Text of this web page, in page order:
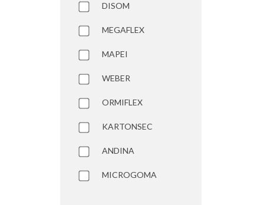
DISOM
MEGAFLEX
MAPEI
WEBER
ORMIFLEX
KARTONSEC
ANDINA
MICROGOMA